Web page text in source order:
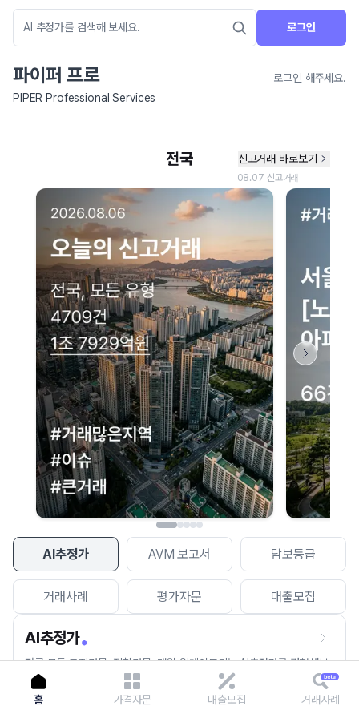
로그인
파이퍼 프로
로그인 해주세요.
PIPER Professional Services
AI추정가 AVM 보고서 담보등급
거래사례 평가자문 대출모집
AI추정가
전국 모든 토지건물, 집합건물, 매월 업데이트되는 AI추정가를 경험해보
세요.
네이버 지도 연결 안내
현재 네이버 지도 연결이 원활하지 않아 지도를 불러올 수 없습니다.
이용에 불편을 드려 죄송합니다.
다시 시도
홈 가격자문 대출모집 거래사례